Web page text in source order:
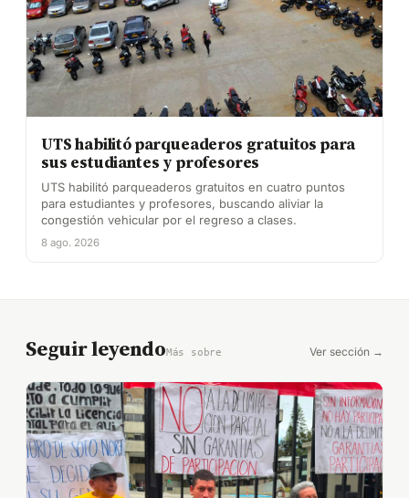
UTS habilitó parqueaderos gratuitos para
sus estudiantes y profesores
UTS habilitó parqueaderos gratuitos en cuatro puntos
para estudiantes y profesores, buscando aliviar la
congestión vehicular por el regreso a clases.
8 ago. 2026
Seguir leyendoMás sobre Ver sección →